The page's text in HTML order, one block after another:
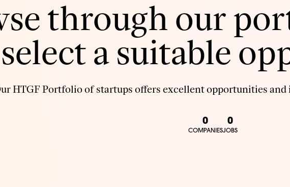
through our
select a suitable
HTGF Portfolio of startups offers excellent opportunities and
0
COMPANIES
0
JOBS